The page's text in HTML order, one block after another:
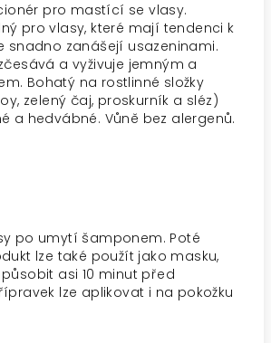
pro mastící se vlasy.
pro vlasy, které mají tendenci k
snadno zanášejí usazeninami.
a vyživuje jemným a
Bohatý na rostlinné složky
zelený čaj, proskurník a sléz)
a hedvábné. Vůně bez alergenů.
po umytí šamponem. Poté
lze také použít jako masku,
asi 10 minut před
lze aplikovat i na pokožku